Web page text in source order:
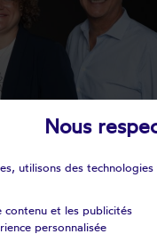
Nous
utilisons des
contenu et les publicités
personnalisée